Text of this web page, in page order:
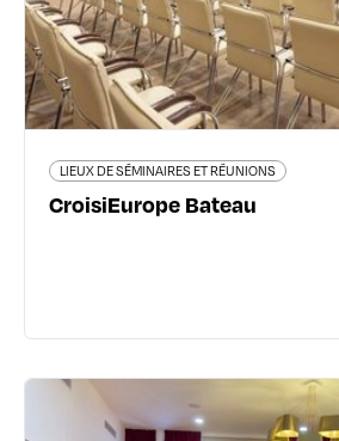
LIEUX DE SÉMINAIRES ET RÉUNIONS
CroisiEurope Bateau
LIEUX DE